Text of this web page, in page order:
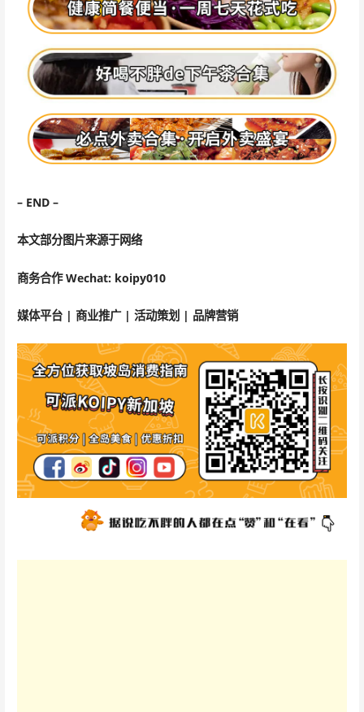
– END –
本文部分图片来源于网络
商务合作Wechat: koipy010
媒体平台 | 商业推广 | 活动策划 | 品牌营销